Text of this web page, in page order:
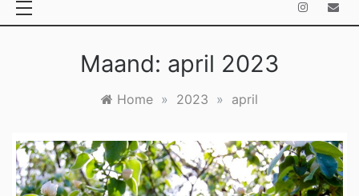
Maand: april 2023
Home » 2023 » april